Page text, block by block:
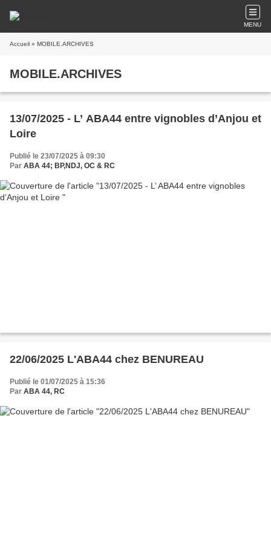
MENU
Accueil » MOBILE.ARCHIVES
MOBILE.ARCHIVES
13/07/2025 - L’ ABA44 entre vignobles d’Anjou et
Loire
Publié le 23/07/2025 à 09:30
Par ABA 44; BP,NDJ, OC & RC
22/06/2025 L'ABA44 chez BENUREAU
Publié le 01/07/2025 à 15:36
Par ABA 44, RC